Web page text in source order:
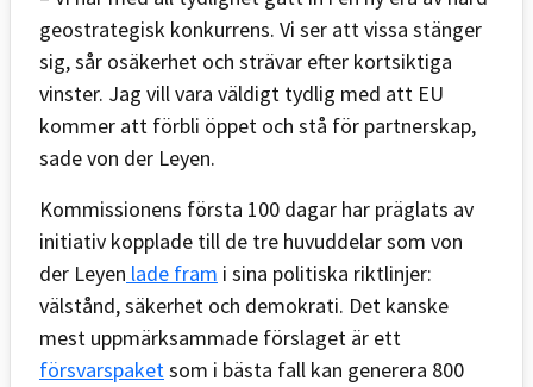
geostrategisk konkurrens. Vi ser att vissa stänger
sig, sår osäkerhet och strävar efter kortsiktiga
vinster. Jag vill vara väldigt tydlig med att EU
kommer att förbli öppet och stå för partnerskap,
sade von der Leyen.
Kommissionens första 100 dagar har präglats av
initiativ kopplade till de tre huvuddelar som von
der Leyen lade fram i sina politiska riktlinjer:
välstånd, säkerhet och demokrati. Det kanske
mest uppmärksammade förslaget är ett
försvarspaket som i bästa fall kan generera 800